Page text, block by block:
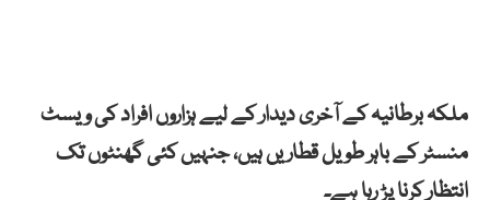
ملکہ برطانیہ کے آخری دیدار کے لیے ہزاروں افراد کی ویسٹ
منسٹر کے باہر طویل قطاریں ہیں، جنہیں کئی گھنٹوں تک
انتظار کرنا پڑ رہا ہے۔